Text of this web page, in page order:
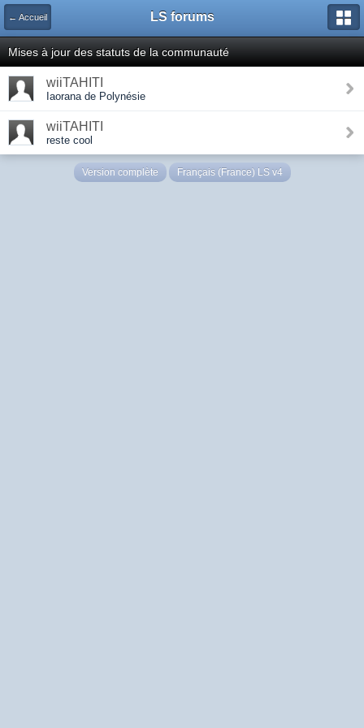
← Accueil LS forums
Mises à jour des statuts de la communauté
wiiTAHITI
Iaorana de Polynésie
wiiTAHITI
reste cool
Version complète Français (France) LS v4